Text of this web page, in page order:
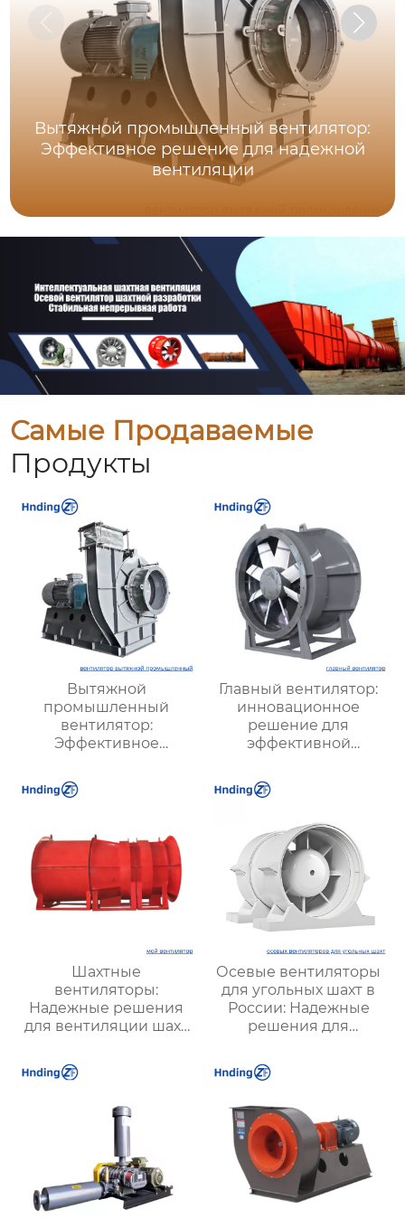
Вытяжной промышленный вентилятор:
Эффективное решение для надежной
вентиляции
Самые Продаваемые
Продукты
Вытяжной
промышленный
вентилятор:
Эффективное
надежной вентиляции
Главный вентилятор:
инновационное
решение для
эффективной
оптимизации работы
Шахтные
вентиляторы:
Надежные решения
для вентиляции шахт
| Купить с доставкой
Осевые вентиляторы
для угольных шахт в
России: Надежные
решения для
вентиляции и
безопасности